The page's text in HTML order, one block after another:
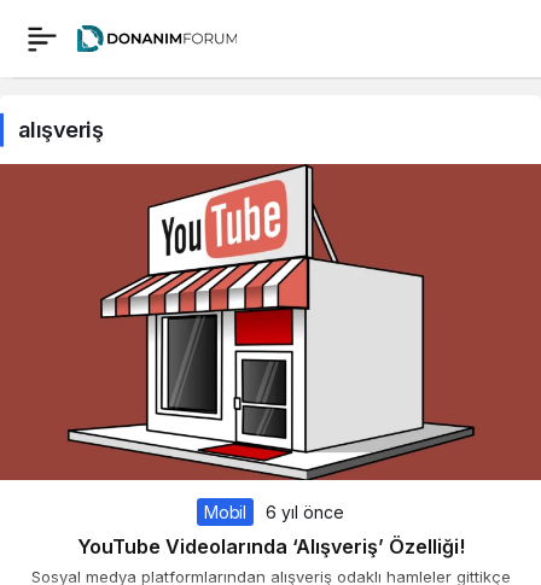
alışveriş
Mobil 6 yıl önce
YouTube Videolarında ‘Alışveriş’ Özelliği!
Sosyal medya platformlarından alışveriş odaklı hamleler gittikçe